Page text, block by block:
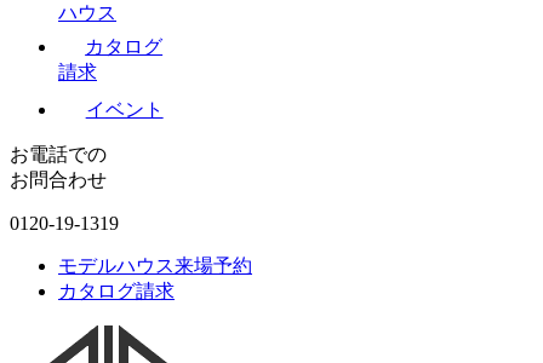
ハウス
カタログ
請求
イベント
お電話での
お問合わせ
0120-19-1319
モデルハウス来場予約
カタログ請求